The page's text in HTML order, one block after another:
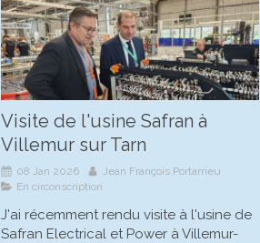
Visite de l'usine Safran à
Villemur sur Tarn
08 Jan 2026
Jean François Portarrieu
En circonscription
J'ai récemment rendu visite à l'usine de
Safran Electrical et Power à Villemur-